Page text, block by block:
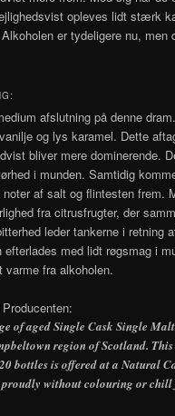
opleves lidt stærk
er tydeligere nu, men
afslutning på denne
og lys karamel. Dette
bliver mere dominerende.
i munden. Samtidig
noter af salt og flintesten frem.
fra citrusfrugter, der
leder tankerne i retning
efterlades med lidt røgsmag i
fra alkoholen.
of aged Single Cask Single
region of Scotland.
bottles is offered at a Natural
proudly without colouring or